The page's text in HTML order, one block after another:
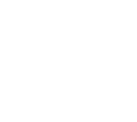
Sitz -